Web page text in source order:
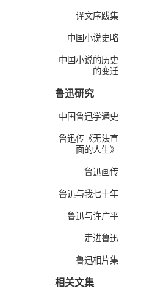
译文序跋集
中国小说史略
中国小说的历史
的变迁
鲁迅研究
中国鲁迅学通史
鲁迅传《无法直
面的人生》
鲁迅画传
鲁迅与我七十年
鲁迅与许广平
走进鲁迅
鲁迅相片集
相关文集